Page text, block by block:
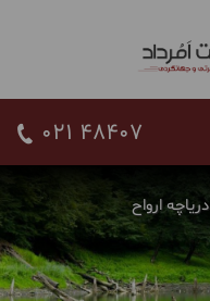
021 48407
دریاچه ارواح